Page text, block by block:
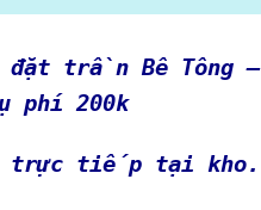
trần Bê Tông –
phí 200k
trực tiếp tại kho.